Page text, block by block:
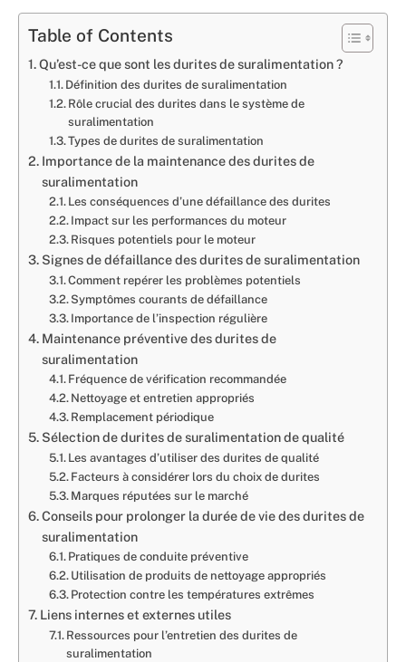
Table of Contents
Qu’est-ce que sont les durites de suralimentation ?
Définition des durites de suralimentation
Rôle crucial des durites dans le système de
suralimentation
Types de durites de suralimentation
Importance de la maintenance des durites de
suralimentation
Les conséquences d’une défaillance des durites
Impact sur les performances du moteur
Risques potentiels pour le moteur
Signes de défaillance des durites de suralimentation
Comment repérer les problèmes potentiels
Symptômes courants de défaillance
Importance de l’inspection régulière
Maintenance préventive des durites de
suralimentation
Fréquence de vérification recommandée
Nettoyage et entretien appropriés
Remplacement périodique
Sélection de durites de suralimentation de qualité
Les avantages d’utiliser des durites de qualité
Facteurs à considérer lors du choix de durites
Marques réputées sur le marché
Conseils pour prolonger la durée de vie des durites de
suralimentation
Pratiques de conduite préventive
Utilisation de produits de nettoyage appropriés
Protection contre les températures extrêmes
Liens internes et externes utiles
Ressources pour l’entretien des durites de
suralimentation